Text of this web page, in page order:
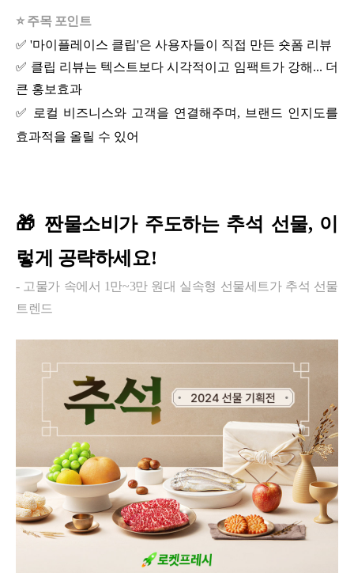
⭐ 주목 포인트
✅ '마이플레이스 클립'은 사용자들이 직접 만든 숏폼 리뷰
✅ 클립 리뷰는 텍스트보다 시각적이고 임팩트가 강해... 더
큰 홍보효과
✅
로컬 비즈니스와 고객을 연결해주며, 브랜드 인지도를
효과적을 올릴 수 있어
🎁 짠물소비가 주도하는 추석 선물, 이
렇게 공략하세요!
- 고물가 속에서 1만~3만 원대 실속형 선물세트가 추석 선물
트렌드